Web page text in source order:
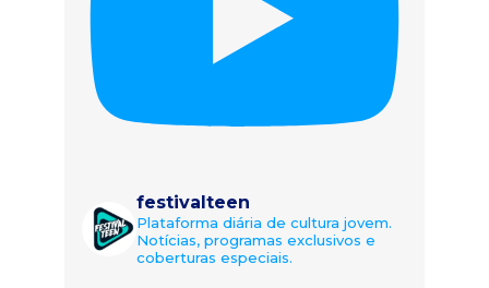
festivalteen
Plataforma diária de cultura jovem.
Notícias, programas exclusivos e
coberturas especiais.